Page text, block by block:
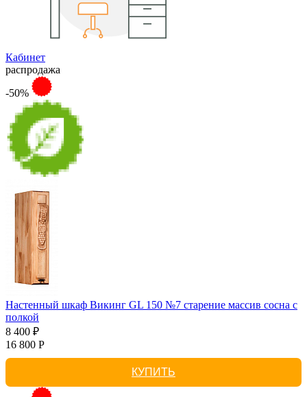
Кабинет
распродажа
-50%
Настенный шкаф Викинг GL 150 №7 старение массив сосна с
полкой
8 400 ₽
16 800 Р
КУПИТЬ